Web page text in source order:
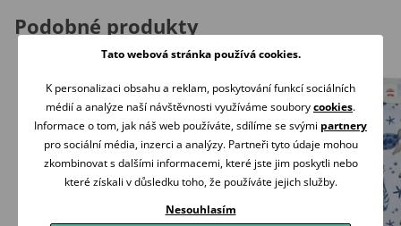
Podobné produkty
Tato webová stránka používá cookies.
K personalizaci obsahu a reklam, poskytování funkcí sociálních
médií a analýze naší návštěvnosti využíváme souborycookies.
Informace o tom, jak náš web používáte, sdílíme se svými partnery
pro sociální média, inzerci a analýzy. Partneři tyto údaje mohou
zkombinovat s dalšími informacemi, které jste jim poskytli nebo
které získali v důsledku toho, že používáte jejich služby.
Nesouhlasím